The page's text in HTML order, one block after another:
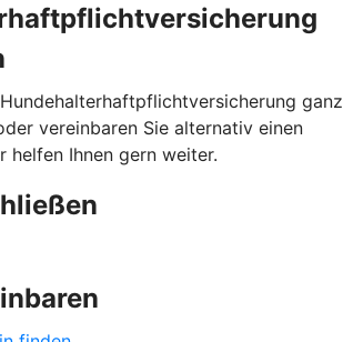
ganz
vereinbaren Sie alternativ einen
helfen Ihnen gern weiter.